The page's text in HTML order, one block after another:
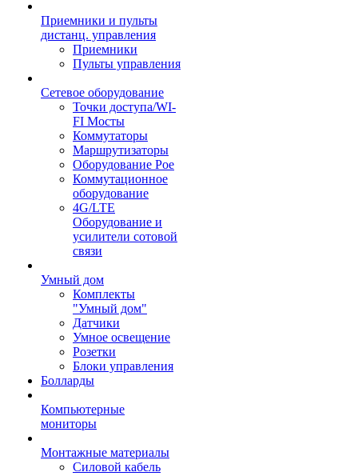
Приемники и пульты
дистанц. управления
Приемники
Пульты управления
Сетевое оборудование
Точки доступа/WI-
FI Мосты
Коммутаторы
Маршрутизаторы
Оборудование Poe
Коммутационное
оборудование
4G/LTE
Оборудование и
усилители сотовой
связи
Умный дом
Комплекты
"Умный дом"
Датчики
Умное освещение
Розетки
Блоки управления
Болларды
Компьютерные
мониторы
Монтажные материалы
Силовой кабель